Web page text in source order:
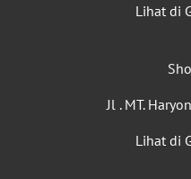
Lihat di
Jl . MT.
Lihat di